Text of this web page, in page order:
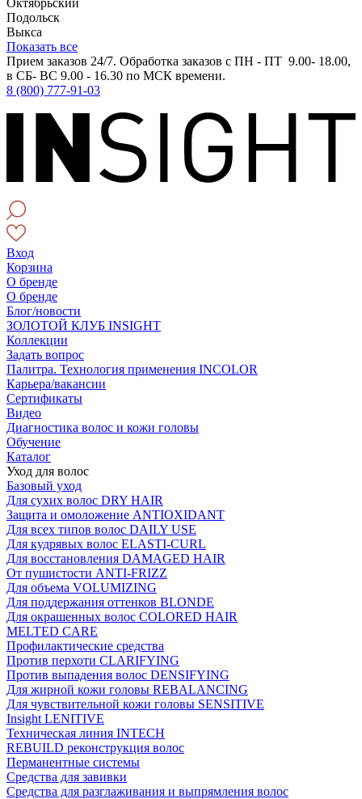
Октябрьский
Подольск
Выкса
Показать все
Прием заказов 24/7. Обработка заказов с ПН - ПТ 9.00- 18.00,
в СБ- ВС 9.00 - 16.30 по МСК времени.
8 (800) 777-91-03
Вход
Корзина
О бренде
О бренде
Блог/новости
ЗОЛОТОЙ КЛУБ INSIGHT
Коллекции
Задать вопрос
Палитра. Технология применения INCOLOR
Карьера/вакансии
Сертификаты
Видео
Диагностика волос и кожи головы
Обучение
Каталог
Уход для волос
Базовый уход
Для сухих волос DRY HAIR
Защита и омоложение ANTIOXIDANT
Для всех типов волос DAILY USE
Для кудрявых волос ELASTI-CURL
Для восстановления DAMAGED HAIR
От пушистости ANTI-FRIZZ
Для объема VOLUMIZING
Для поддержания оттенков BLONDE
Для окрашенных волос COLORED HAIR
MELTED CARE
Профилактические средства
Против перхоти CLARIFYING
Против выпадения волос DENSIFYING
Для жирной кожи головы REBALANCING
Для чувствительной кожи головы SENSITIVE
Insight LENITIVE
Техническая линия INTECH
REBUILD реконструкция волос
Перманентные системы
Средства для завивки
Средства для разглаживания и выпрямления волос